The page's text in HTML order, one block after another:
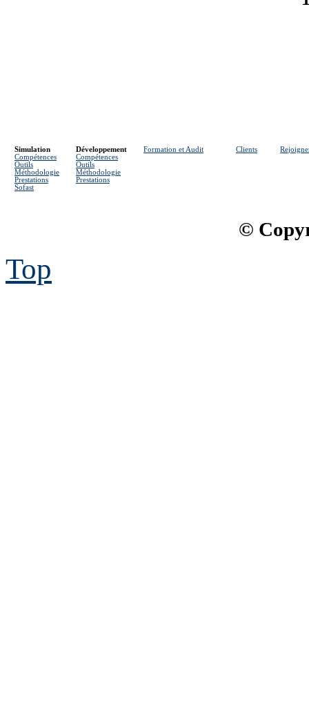
Simulation
Compétences
Outils
Méthodologie
Prestations
Sofast
Développement
Compétences
Outils
Méthodologie
Prestations
Formation et Audit Clients
©
Top